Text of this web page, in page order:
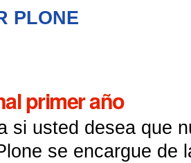
PLONE
primer año
si usted desea que
se encargue de